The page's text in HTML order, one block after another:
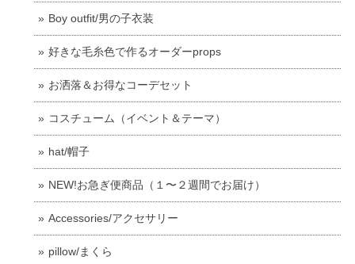
Boy outfit/男の子衣装
好きな毛糸色で作るオーダーprops
お洒落＆お得なコーデセット
コスチューム（イベント＆テーマ）
hat/帽子
NEW!お急ぎ便商品（１〜２週間でお届け）
Accessories/アクセサリー
pillow/まくら